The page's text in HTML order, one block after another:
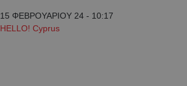
15 ΦΕΒΡΟΥΑΡΙΟΥ 24 - 10:17
HELLO! Cyprus